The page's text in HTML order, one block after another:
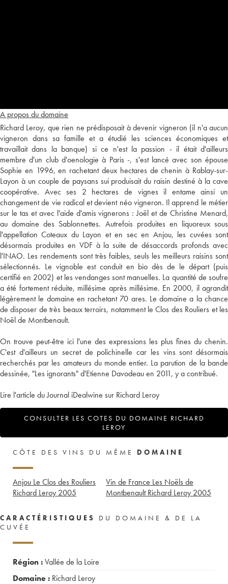
A propos du domaine
Richard Leroy, que rien ne prédisposait à devenir vigneron (il n'a aucun
vigneron dans sa famille et a étudié les sciences économiques et
travaillait dans la banque) si ce n'est la passion - il était d'ailleurs
membre d'un club d'oenologie à Paris -, s'est lancé avec son épouse
Sophie en 1996, en rachetant deux hectares de chenin à Rablay-sur-
Layon à un couple de paysans sui produisait du raisin destiné à la cave
coopérative. Avec ses 2 hectares de vignes il entame ainsi un
changement de vie radical et devient néo vigneron. Il apprend le métier
sur le tas et avec l'aide d'amis vignerons : Joël et de Christine Menard,
au domaine des Sablonnettes. Autrefois produites en liquoreux sous
l'appellation Coteaux du Layon et en sec en Anjou, les cuvées sont
désormais produites en VDF à la suite de désaccords profonds avec
l'INAO. Les rendements sont très faibles, seuls les meilleurs raisins sont
sélectionnés. Le vignoble est conduit en bio dès de le départ (puis
certifié en 2002) et les vendanges sont manuelles. La quantité de soufre
a été fortement réduite, millésime après millésime. En 2000, il agrandit
légèrement le domaine en rachetant 70 ares. Le domaine a la chance
de disposer de très beaux terroirs, notamment le Clos des Rouliers et les
Noël de Montbenault.
On trouve peut-être ici l'une des expressions les plus fines du chenin.
C'est d'ailleurs un secret de polichinelle car les vins sont désormais
recherchés par les amateurs du monde entier. La parution de la bande
dessinée, "Les ignorants" d'Etienne Davodeau en 2011, y a contribué.
Lire l'article du Journal iDealwine sur Richard Leroy
CONSULTER LES COTES DU DOMAINE RICHARD
LEROY
CÔTE DES VINS DU MÊME DOMAINE
Anjou Le Clos des Rouliers
Richard Leroy 2005
Vin de France Les Noëls de
Montbenault Richard Leroy 2005
CARACTÉRISTIQUES
DU DOMAINE & DE LA
CUVÉE
Région :Vallée de la Loire
Domaine : Richard Leroy